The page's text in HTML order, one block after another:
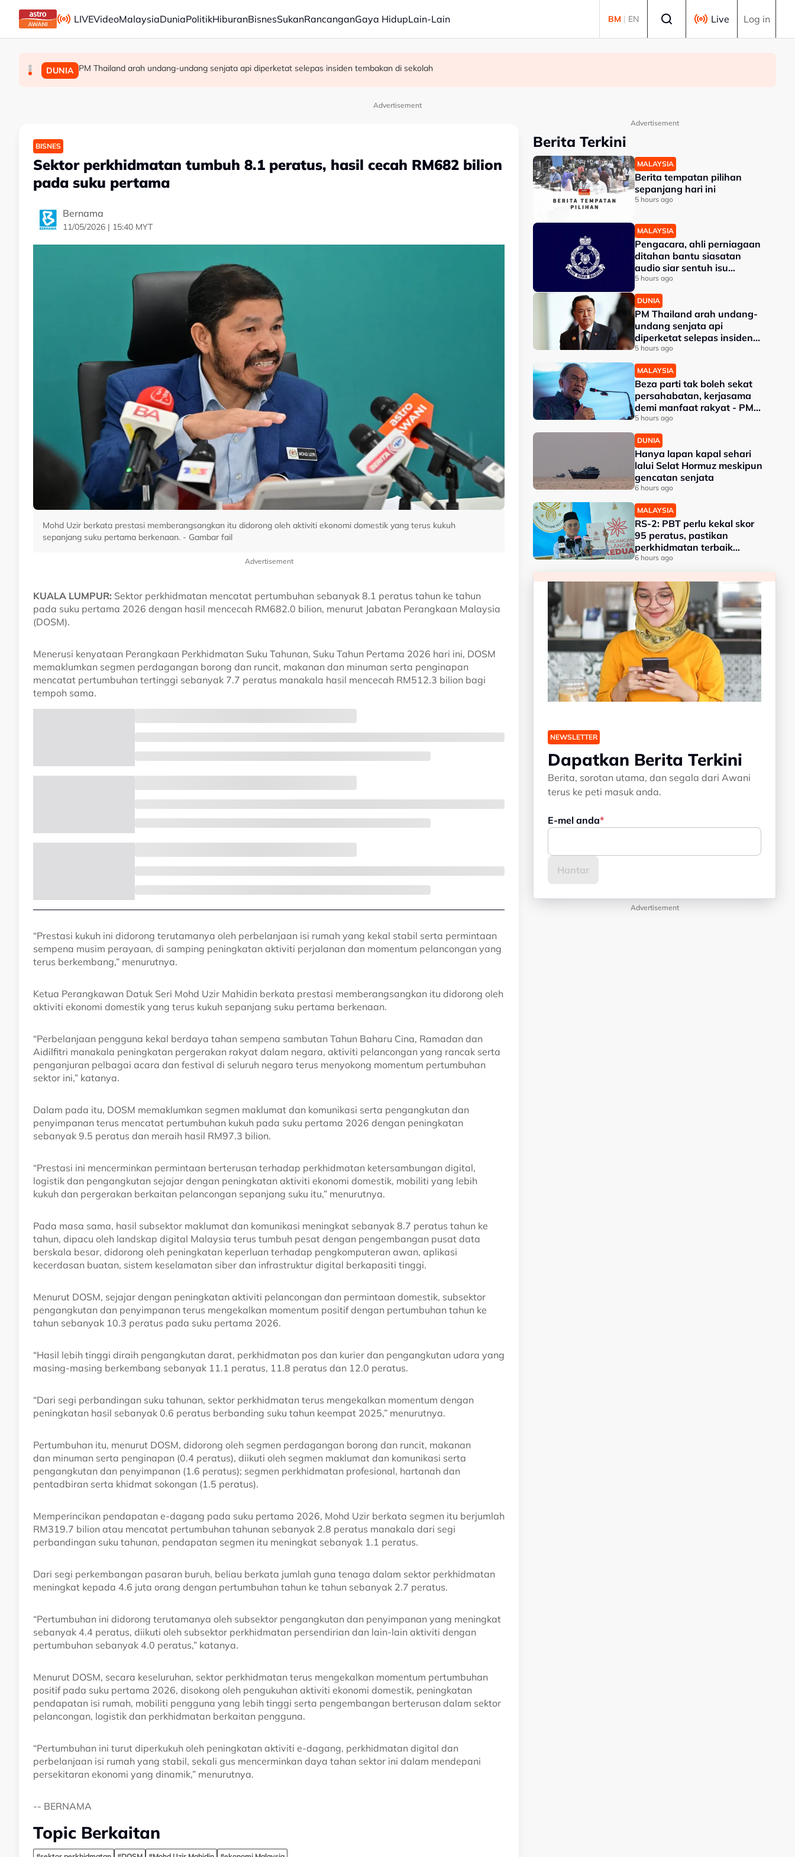
Skip to main content
LIVEVideoMalaysiaDuniaPolitikHiburanBisnesSukanRancanganGaya HidupLain-Lain BM | EN Live Log in
MALAYSIA Berita tempatan pilihan sepanjang hari ini
MALAYSIA Pengacara, ahli perniagaan ditahan bantu siasatan audio siar sentuh isu sensitiviti agama
DUNIA PM Thailand arah undang-undang senjata api diperketat selepas insiden tembakan di sekolah
Advertisement
BISNES
Sektor perkhidmatan tumbuh 8.1 peratus, hasil cecah RM682 bilion
pada suku pertama
Bernama
11/05/2026 | 15:40 MYT
Mohd Uzir berkata prestasi memberangsangkan itu didorong oleh aktiviti ekonomi domestik yang terus kukuh
sepanjang suku pertama berkenaan. - Gambar fail
Advertisement
KUALA LUMPUR: Sektor perkhidmatan mencatat pertumbuhan sebanyak 8.1 peratus tahun ke tahun
pada suku pertama 2026 dengan hasil mencecah RM682.0 bilion, menurut Jabatan Perangkaan Malaysia
(DOSM).
Menerusi kenyataan Perangkaan Perkhidmatan Suku Tahunan, Suku Tahun Pertama 2026 hari ini, DOSM
memaklumkan segmen perdagangan borong dan runcit, makanan dan minuman serta penginapan
mencatat pertumbuhan tertinggi sebanyak 7.7 peratus manakala hasil mencecah RM512.3 bilion bagi
tempoh sama.
“Prestasi kukuh ini didorong terutamanya oleh perbelanjaan isi rumah yang kekal stabil serta permintaan
sempena musim perayaan, di samping peningkatan aktiviti perjalanan dan momentum pelancongan yang
terus berkembang,” menurutnya.
Ketua Perangkawan Datuk Seri Mohd Uzir Mahidin berkata prestasi memberangsangkan itu didorong oleh
aktiviti ekonomi domestik yang terus kukuh sepanjang suku pertama berkenaan.
“Perbelanjaan pengguna kekal berdaya tahan sempena sambutan Tahun Baharu Cina, Ramadan dan
Aidilfitri manakala peningkatan pergerakan rakyat dalam negara, aktiviti pelancongan yang rancak serta
penganjuran pelbagai acara dan festival di seluruh negara terus menyokong momentum pertumbuhan
sektor ini,” katanya.
Dalam pada itu, DOSM memaklumkan segmen maklumat dan komunikasi serta pengangkutan dan
penyimpanan terus mencatat pertumbuhan kukuh pada suku pertama 2026 dengan peningkatan
sebanyak 9.5 peratus dan meraih hasil RM97.3 bilion.
“Prestasi ini mencerminkan permintaan berterusan terhadap perkhidmatan ketersambungan digital,
logistik dan pengangkutan sejajar dengan peningkatan aktiviti ekonomi domestik, mobiliti yang lebih
kukuh dan pergerakan berkaitan pelancongan sepanjang suku itu,” menurutnya.
Pada masa sama, hasil subsektor maklumat dan komunikasi meningkat sebanyak 8.7 peratus tahun ke
tahun, dipacu oleh landskap digital Malaysia terus tumbuh pesat dengan pengembangan pusat data
berskala besar, didorong oleh peningkatan keperluan terhadap pengkomputeran awan, aplikasi
kecerdasan buatan, sistem keselamatan siber dan infrastruktur digital berkapasiti tinggi.
Menurut DOSM, sejajar dengan peningkatan aktiviti pelancongan dan permintaan domestik, subsektor
pengangkutan dan penyimpanan terus mengekalkan momentum positif dengan pertumbuhan tahun ke
tahun sebanyak 10.3 peratus pada suku pertama 2026.
“Hasil lebih tinggi diraih pengangkutan darat, perkhidmatan pos dan kurier dan pengangkutan udara yang
masing-masing berkembang sebanyak 11.1 peratus, 11.8 peratus dan 12.0 peratus.
“Dari segi perbandingan suku tahunan, sektor perkhidmatan terus mengekalkan momentum dengan
peningkatan hasil sebanyak 0.6 peratus berbanding suku tahun keempat 2025,” menurutnya.
Pertumbuhan itu, menurut DOSM, didorong oleh segmen perdagangan borong dan runcit, makanan
dan minuman serta penginapan (0.4 peratus), diikuti oleh segmen maklumat dan komunikasi serta
pengangkutan dan penyimpanan (1.6 peratus); segmen perkhidmatan profesional, hartanah dan
pentadbiran serta khidmat sokongan (1.5 peratus).
Memperincikan pendapatan e-dagang pada suku pertama 2026, Mohd Uzir berkata segmen itu berjumlah
RM319.7 bilion atau mencatat pertumbuhan tahunan sebanyak 2.8 peratus manakala dari segi
perbandingan suku tahunan, pendapatan segmen itu meningkat sebanyak 1.1 peratus.
Dari segi perkembangan pasaran buruh, beliau berkata jumlah guna tenaga dalam sektor perkhidmatan
meningkat kepada 4.6 juta orang dengan pertumbuhan tahun ke tahun sebanyak 2.7 peratus.
“Pertumbuhan ini didorong terutamanya oleh subsektor pengangkutan dan penyimpanan yang meningkat
sebanyak 4.4 peratus, diikuti oleh subsektor perkhidmatan persendirian dan lain-lain aktiviti dengan
pertumbuhan sebanyak 4.0 peratus,” katanya.
Menurut DOSM, secara keseluruhan, sektor perkhidmatan terus mengekalkan momentum pertumbuhan
positif pada suku pertama 2026, disokong oleh pengukuhan aktiviti ekonomi domestik, peningkatan
pendapatan isi rumah, mobiliti pengguna yang lebih tinggi serta pengembangan berterusan dalam sektor
pelancongan, logistik dan perkhidmatan berkaitan pengguna.
“Pertumbuhan ini turut diperkukuh oleh peningkatan aktiviti e-dagang, perkhidmatan digital dan
perbelanjaan isi rumah yang stabil, sekali gus mencerminkan daya tahan sektor ini dalam mendepani
persekitaran ekonomi yang dinamik,” menurutnya.
-- BERNAMA
Topic Berkaitan
Advertisement
Berita Terkini
MALAYSIA
Berita tempatan pilihan
sepanjang hari ini
5 hours ago
MALAYSIA
Pengacara, ahli perniagaan
ditahan bantu siasatan
audio siar sentuh isu
sensitiviti agama
5 hours ago
DUNIA
PM Thailand arah undang-
undang senjata api
diperketat selepas insiden
tembakan di sekolah
5 hours ago
MALAYSIA
Beza parti tak boleh sekat
persahabatan, kerjasama
demi manfaat rakyat - PM
Anwar
5 hours ago
DUNIA
Hanya lapan kapal sehari
lalui Selat Hormuz meskipun
gencatan senjata
6 hours ago
MALAYSIA
RS-2: PBT perlu kekal skor
95 peratus, pastikan
perkhidmatan terbaik
kepada rakyat - Amirudin
6 hours ago
NEWSLETTER
Dapatkan Berita Terkini
Berita, sorotan utama, dan segala dari Awani
terus ke peti masuk anda.
E-mel anda
Advertisement